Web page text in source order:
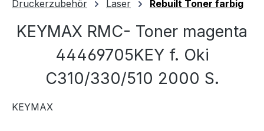
Druckerzubehör Laser Rebuilt Toner farbig
KEYMAX RMC- Toner magenta
44469705KEY f. Oki
C310/330/510 2000 S.
KEYMAX